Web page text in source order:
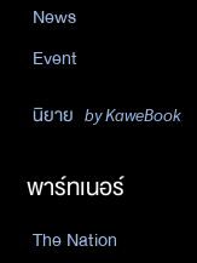
News
Event
นิยาย by KaweBook
พาร์ทเนอร์
The Nation